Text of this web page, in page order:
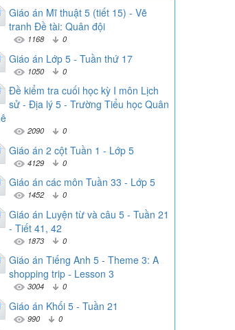
Giáo án Mĩ thuật 5 (tiết 15) - Vẽ
tranh Đề tài: Quân đội
1168 0
Giáo án Lớp 5 - Tuần thứ 17
1050 0
Đề kiểm tra cuối học kỳ I môn Lịch
sử - Địa lý 5 - Trường Tiểu học Quân
2090 0
Giáo án 2 cột Tuần 1 - Lớp 5
4129 0
Giáo án các môn Tuần 33 - Lớp 5
1452 0
Giáo án Luyện từ và câu 5 - Tuần 21
- Tiết 41, 42
1873 0
Giáo án Tiếng Anh 5 - Theme 3: A
shopping trip - Lesson 3
3004 0
Giáo án Khối 5 - Tuần 21
990 0